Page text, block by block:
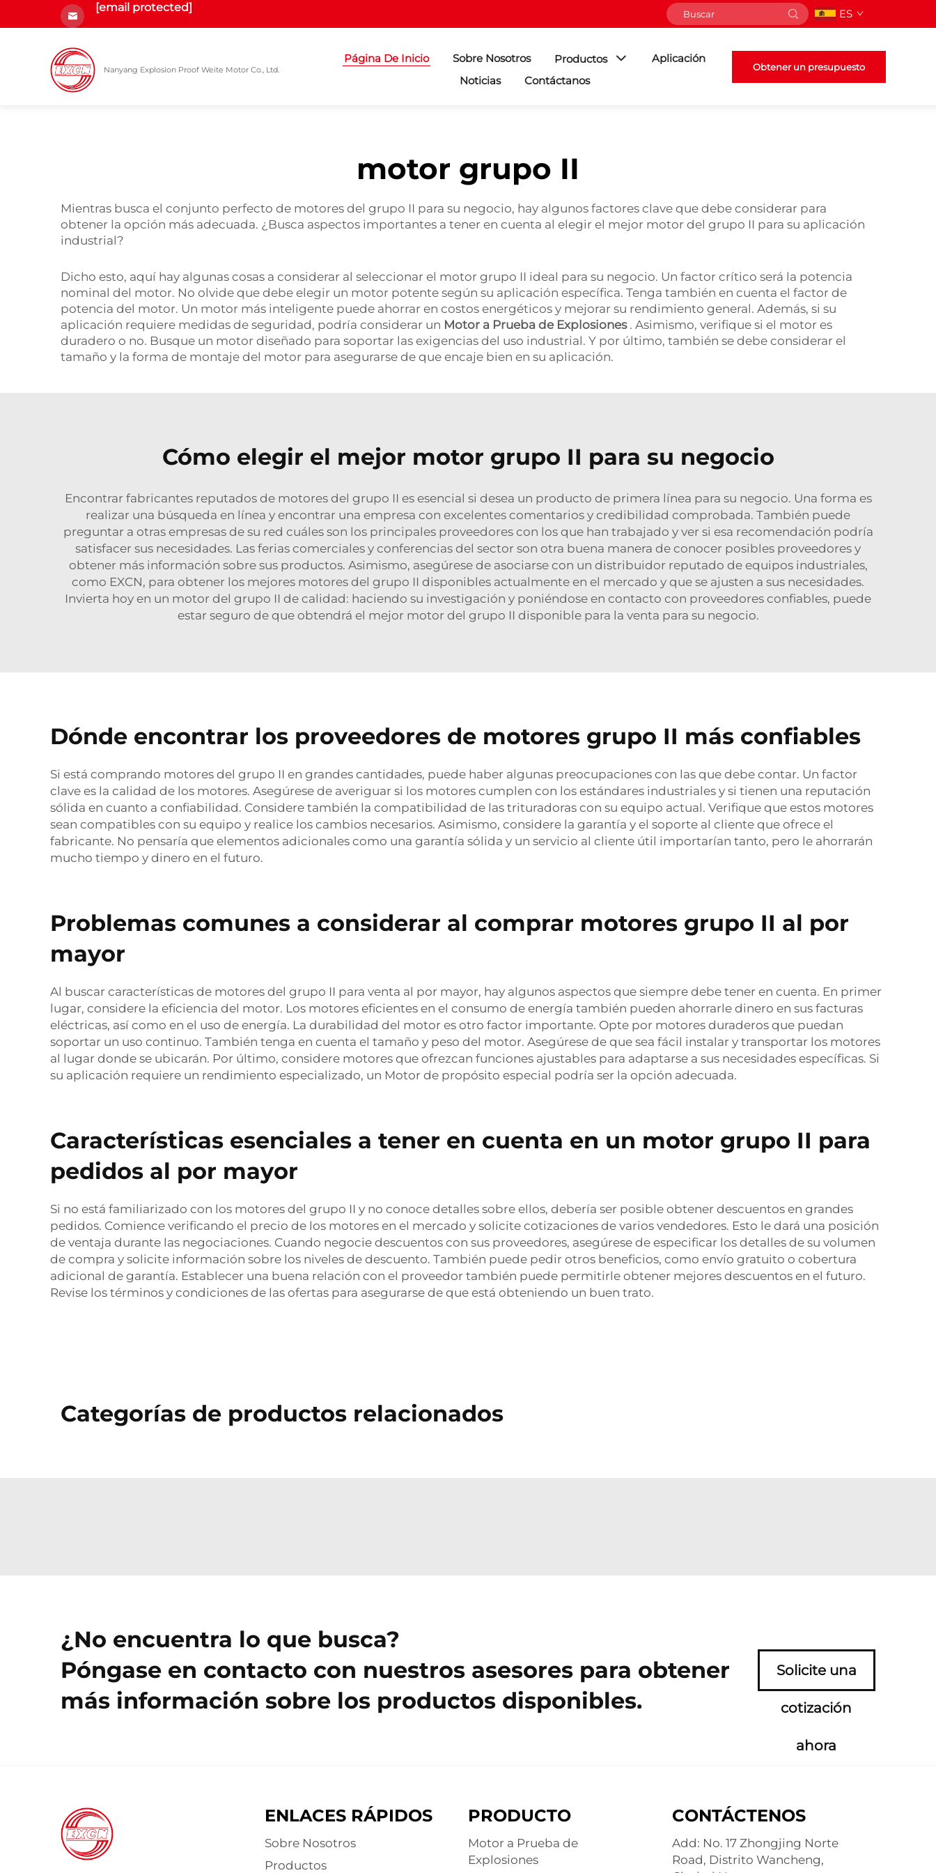
[email protected] ES
Nanyang Explosion Proof Weite Motor Co., Ltd.
Página De Inicio Sobre Nosotros Productos
Aplicación
Noticias
Contáctanos
Obtener un presupuesto
motor grupo II
Mientras busca el conjunto perfecto de motores del grupo II para su negocio, hay algunos factores clave que debe considerar para
obtener la opción más adecuada. ¿Busca aspectos importantes a tener en cuenta al elegir el mejor motor del grupo II para su aplicación
industrial?
Dicho esto, aquí hay algunas cosas a considerar al seleccionar el motor grupo II ideal para su negocio. Un factor crítico será la potencia
nominal del motor. No olvide que debe elegir un motor potente según su aplicación específica. Tenga también en cuenta el factor de
potencia del motor. Un motor más inteligente puede ahorrar en costos energéticos y mejorar su rendimiento general. Además, si su
aplicación requiere medidas de seguridad, podría considerar un Motor a Prueba de Explosiones . Asimismo, verifique si el motor es
duradero o no. Busque un motor diseñado para soportar las exigencias del uso industrial. Y por último, también se debe considerar el
tamaño y la forma de montaje del motor para asegurarse de que encaje bien en su aplicación.
Cómo elegir el mejor motor grupo II para su negocio
Encontrar fabricantes reputados de motores del grupo II es esencial si desea un producto de primera línea para su negocio. Una forma es
realizar una búsqueda en línea y encontrar una empresa con excelentes comentarios y credibilidad comprobada. También puede
preguntar a otras empresas de su red cuáles son los principales proveedores con los que han trabajado y ver si esa recomendación podría
satisfacer sus necesidades. Las ferias comerciales y conferencias del sector son otra buena manera de conocer posibles proveedores y
obtener más información sobre sus productos. Asimismo, asegúrese de asociarse con un distribuidor reputado de equipos industriales,
como EXCN, para obtener los mejores motores del grupo II disponibles actualmente en el mercado y que se ajusten a sus necesidades.
Invierta hoy en un motor del grupo II de calidad: haciendo su investigación y poniéndose en contacto con proveedores confiables, puede
estar seguro de que obtendrá el mejor motor del grupo II disponible para la venta para su negocio.
Dónde encontrar los proveedores de motores grupo II más confiables
Si está comprando motores del grupo II en grandes cantidades, puede haber algunas preocupaciones con las que debe contar. Un factor
clave es la calidad de los motores. Asegúrese de averiguar si los motores cumplen con los estándares industriales y si tienen una reputación
sólida en cuanto a confiabilidad. Considere también la compatibilidad de las trituradoras con su equipo actual. Verifique que estos motores
sean compatibles con su equipo y realice los cambios necesarios. Asimismo, considere la garantía y el soporte al cliente que ofrece el
fabricante. No pensaría que elementos adicionales como una garantía sólida y un servicio al cliente útil importarían tanto, pero le ahorrarán
mucho tiempo y dinero en el futuro.
Problemas comunes a considerar al comprar motores grupo II al por
mayor
Al buscar características de motores del grupo II para venta al por mayor, hay algunos aspectos que siempre debe tener en cuenta. En primer
lugar, considere la eficiencia del motor. Los motores eficientes en el consumo de energía también pueden ahorrarle dinero en sus facturas
eléctricas, así como en el uso de energía. La durabilidad del motor es otro factor importante. Opte por motores duraderos que puedan
soportar un uso continuo. También tenga en cuenta el tamaño y peso del motor. Asegúrese de que sea fácil instalar y transportar los motores
al lugar donde se ubicarán. Por último, considere motores que ofrezcan funciones ajustables para adaptarse a sus necesidades específicas. Si
su aplicación requiere un rendimiento especializado, un Motor de propósito especial podría ser la opción adecuada.
Características esenciales a tener en cuenta en un motor grupo II para
pedidos al por mayor
Si no está familiarizado con los motores del grupo II y no conoce detalles sobre ellos, debería ser posible obtener descuentos en grandes
pedidos. Comience verificando el precio de los motores en el mercado y solicite cotizaciones de varios vendedores. Esto le dará una posición
de ventaja durante las negociaciones. Cuando negocie descuentos con sus proveedores, asegúrese de especificar los detalles de su volumen
de compra y solicite información sobre los niveles de descuento. También puede pedir otros beneficios, como envío gratuito o cobertura
adicional de garantía. Establecer una buena relación con el proveedor también puede permitirle obtener mejores descuentos en el futuro.
Revise los términos y condiciones de las ofertas para asegurarse de que está obteniendo un buen trato.
Categorías de productos relacionados
¿No encuentra lo que busca?
Póngase en contacto con nuestros asesores para obtener
más información sobre los productos disponibles.
Solicite una
cotización
ahora
ENLACES RÁPIDOS
Sobre Nosotros
Productos
PRODUCTO
Motor a Prueba de
Explosiones
CONTÁCTENOS
Add: No. 17 Zhongjing Norte
Road, Distrito Wancheng,